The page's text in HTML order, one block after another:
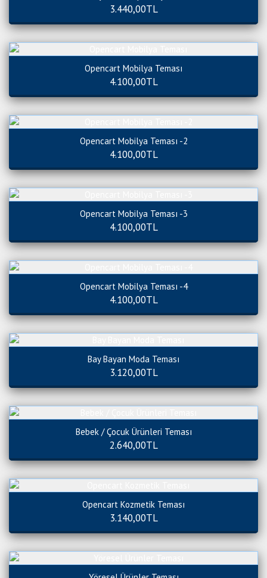
3.440,00TL
Opencart Mobilya Teması
4.100,00TL
Opencart Mobilya Teması -2
4.100,00TL
Opencart Mobilya Teması -3
4.100,00TL
Opencart Mobilya Teması -4
4.100,00TL
Bay Bayan Moda Teması
3.120,00TL
Bebek / Çocuk Ürünleri Teması
2.640,00TL
Opencart Kozmetik Teması
3.140,00TL